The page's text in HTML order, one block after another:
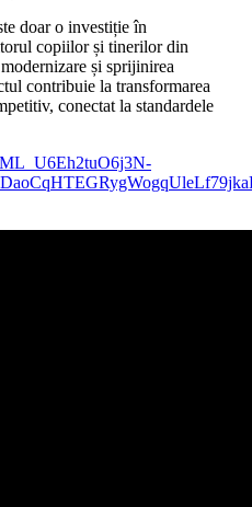
doar o investiție în
copiilor și tinerilor din
și sprijinirea
contribuie la transformarea
conectat la standardele